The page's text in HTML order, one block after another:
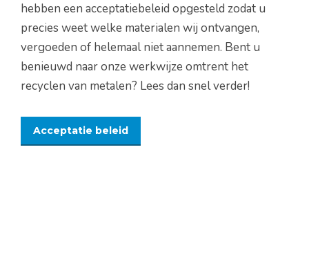
hebben een acceptatiebeleid opgesteld zodat u
precies weet welke materialen wij ontvangen,
vergoeden of helemaal niet aannemen. Bent u
benieuwd naar onze werkwijze omtrent het
recyclen van metalen? Lees dan snel verder!
Acceptatie beleid